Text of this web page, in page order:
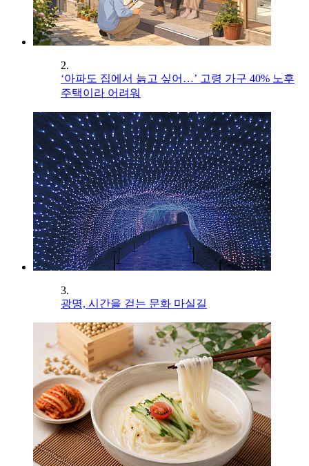
2.
‘아파도 집에서 늙고 싶어…’ 고령 가구 40% 노후
주택이라 어려워
3.
광명, 시간을 걷는 문화 마실길